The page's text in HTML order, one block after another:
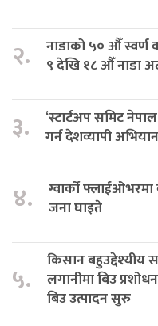
२.
नाडाको ५० औँ स्वर्ण
९ देखि १८ औँ नाडा
३.
‘स्टार्टअप समिट
गर्न देशव्यापी
४.
ग्वार्को
जना घाइते
५.
किसान बहुउद्देश्यीय
लगानीमा बिउ
बिउ उत्पादन सुरु